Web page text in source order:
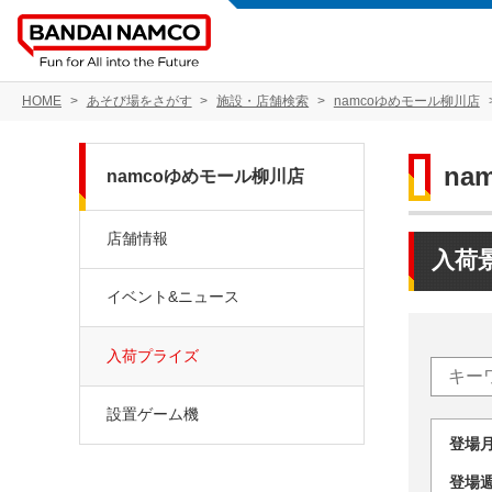
HOME あそび場をさがす 施設・店舗検索 namcoゆめモール柳川店
入荷
登
登
namcoゆめモール柳川店
店舗情報
イベント&ニュース
入荷プライズ
設置ゲーム機